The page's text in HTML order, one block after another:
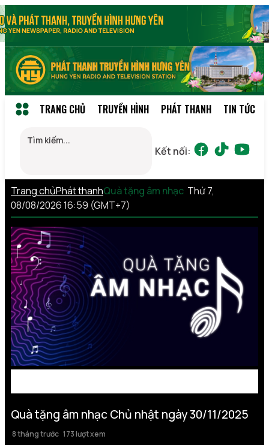
TRANG CHỦ TRUYỀN HÌNH PHÁT THANH TIN TỨC
Kết nối:
Trang chủPhát thanhQuà tặng âm nhạc Thứ 7,
08/08/2026 16:59 (GMT+7)
Quà tặng âm nhạc Chủ nhật ngày 30/11/2025
8 tháng trước 173 lượt xem